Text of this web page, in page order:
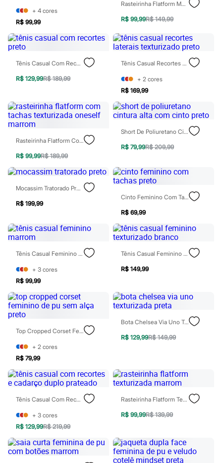
Jeans
Moda esportiva
Shorts e Bermudas
Todos os produtos
Infantil
Em alta
Arrumadinho para os meninos
Romântico para as meninas
Inverno
0 a 24 meses
1 a 5 anos
4 a 12 anos
10 a 16 anos
Roupas menino
1 a 5 anos
4 a 12 anos
10 a 16 anos
Acessórios
Recém-nascido
Bolsas e Mochilas
Botas
Chinelos
Rasteirinhas
Sandálias
Tênis
Diversão
Marcas
Baby Club
Fifteen
Miss Fifteen
Palomino
Moda íntima
Calcinhas
Cuecas
Meias
Pijamas
Moda praia
Biquínis e Maiôs
Blusas de proteção
Personagens
Bluey
Hello Kitty
Homem Aranha
+ 4 cores
R$ 99,99
Rasteirinha Flatform Moleca Com Tachas Off White
R$ 99,99R$ 149,99
Tênis Casual Com Recortes Preto
R$ 129,99R$ 189,99
Tênis Casual Recortes Laterais Texturizado Preto
+ 2 cores
R$ 169,99
Rasteirinha Flatform Com Tachas Texturizada Oneself Marrom
R$ 99,99R$ 189,99
Short De Poliuretano Cintura Alta Com Cinto Preto
R$ 79,99R$ 209,99
Mocassim Tratorado Preto
R$ 199,99
Cinto Feminino Com Tachas Preto
R$ 69,99
Tênis Casual Feminino Marrom
+ 3 cores
R$ 99,99
Tênis Casual Feminino Texturizado Branco
R$ 149,99
Top Cropped Corset Feminino De Pu Sem Alça Preto
+ 2 cores
R$ 79,99
Bota Chelsea Via Uno Texturizada Preta
R$ 129,99R$ 149,99
Tênis Casual Com Recortes E Cadarço Duplo Prateado
+ 3 cores
R$ 129,99R$ 219,99
Rasteirinha Flatform Texturizada Marrom
R$ 99,99R$ 139,99